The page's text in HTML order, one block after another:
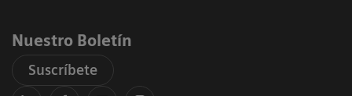
Nuestro Boletín
Suscríbete